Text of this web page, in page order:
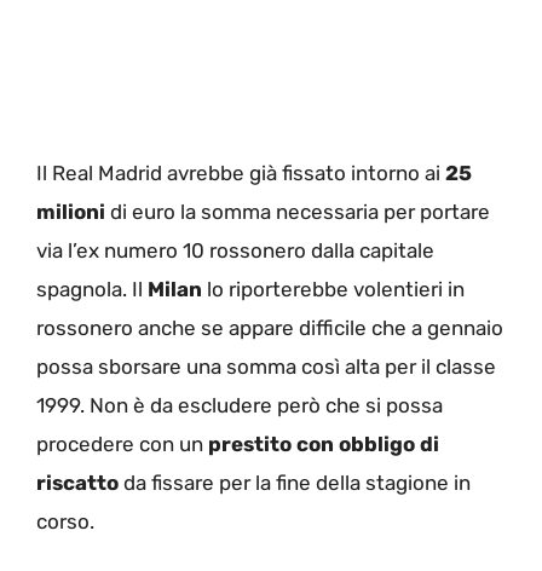
Il Real Madrid avrebbe già fissato intorno ai 25
milioni di euro la somma necessaria per portare
via l’ex numero 10 rossonero dalla capitale
spagnola. Il Milan lo riporterebbe volentieri in
rossonero anche se appare difficile che a gennaio
possa sborsare una somma così alta per il classe
1999. Non è da escludere però che si possa
procedere con un prestito con obbligo di
riscatto da fissare per la fine della stagione in
corso.